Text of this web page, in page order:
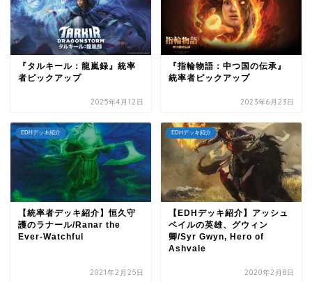
『タルキール：龍嵐録』統率
者ピックアップ
2025年4月12日
『指輪物語：中つ国の伝承』
統率者ピックアップ
2023年6月23日
EDHデッキ紹介
【統率者デッキ紹介】恒久守
護のラナール/Ranar the
Ever-Watchful
2021年2月25日
EDHデッキ紹介
【EDHデッキ紹介】アッシュ
ベイルの英雄、グウィン
卿/Syr Gwyn, Hero of
Ashvale
2020年2月8日